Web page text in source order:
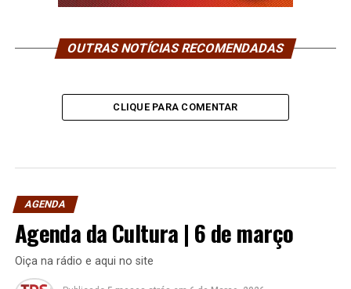
OUTRAS NOTÍCIAS RECOMENDADAS
CLIQUE PARA COMENTAR
AGENDA
Agenda da Cultura | 6 de março
Oiça na rádio e aqui no site